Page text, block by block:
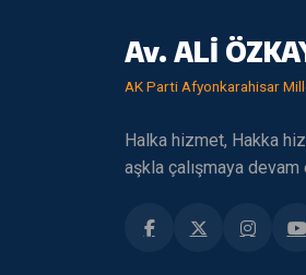
Av. ALİ
AK Parti Afyonkarahisar
Halka hizmet, Hakka
aşkla çalışmaya devam